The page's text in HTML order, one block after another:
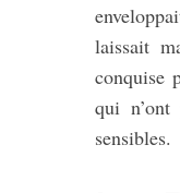
laissait
conquise
qui
sensibles.